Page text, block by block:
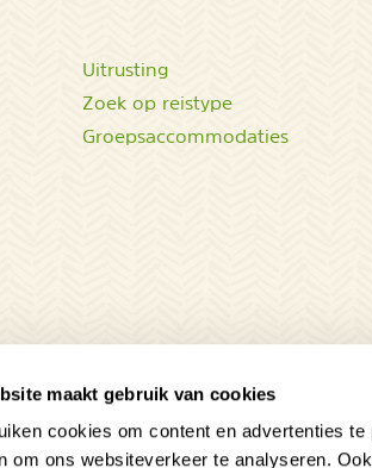
maakt gebruik van cookies
cookies om content en advertenties
om ons websiteverkeer te analyseren.
Uitrusting
Zoek op reistype
Groepsaccommodaties